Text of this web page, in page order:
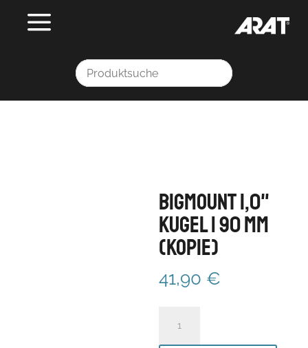
BIGmount 1,0"
Kugel | 90 mm
(Kopie)
41,90 €